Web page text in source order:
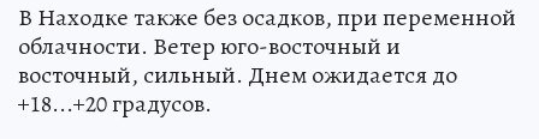
В Находке также без осадков, при переменной
облачности. Ветер юго-восточный и
восточный, сильный. Днем ожидается до
+18...+20 градусов.